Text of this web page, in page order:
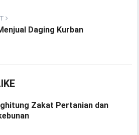
Daging Kurban
Zakat Pertanian dan